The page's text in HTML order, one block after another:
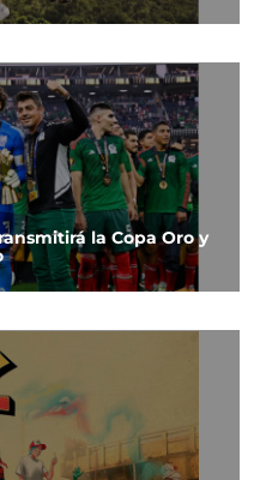
la Copa Oro y